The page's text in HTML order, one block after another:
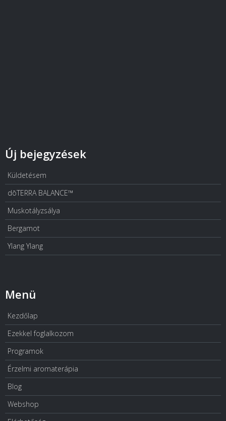
Új bejegyzések
Küldetésem
dōTERRA BALANCE™
Muskotályzsálya
Bergamot
Ylang Ylang
Menü
Kezdőlap
Ezekkel foglalkozom
Programok
Érzelmi aromaterápia
Blog
Webshop